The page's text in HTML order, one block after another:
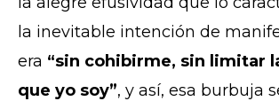
la inevitable intención de
era “sin cohibirme, sin limitar
que yo soy”, y así, esa burbuja